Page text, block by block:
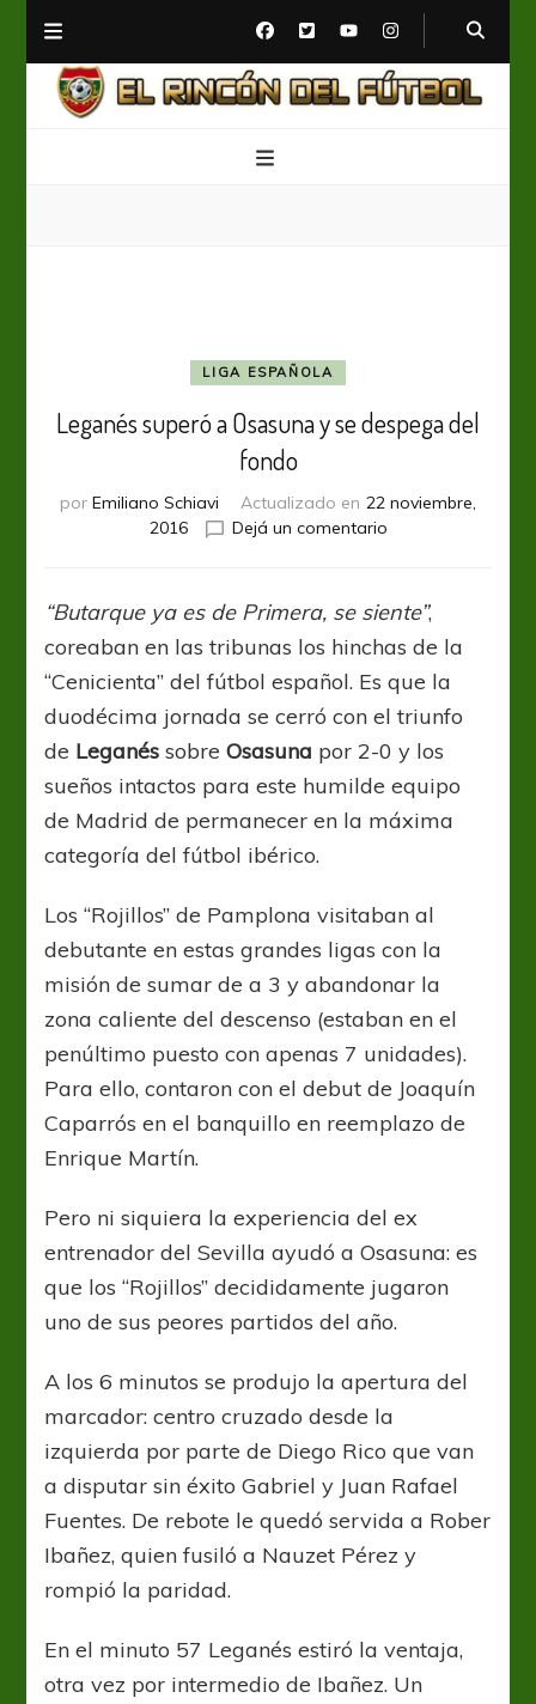
LIGA ESPAÑOLA
Leganés superó a Osasuna y se despega del
fondo
por Emiliano Schiavi Actualizado en 22 noviembre,
2016
Dejá un comentarioen
Osasuna
y
se
del
fondo
“Butarque ya es de Primera, se siente”,
coreaban en las tribunas los hinchas de la
“Cenicienta” del fútbol español. Es que la
duodécima jornada se cerró con el triunfo
de Leganés sobreOsasuna por 2-0 y los
sueños intactos para este humilde equipo
de Madrid de permanecer en la máxima
categoría del fútbol ibérico.
Los “Rojillos” de Pamplona visitaban al
debutante en estas grandes ligas con la
misión de sumar de a 3 y abandonar la
zona caliente del descenso (estaban en el
penúltimo puesto con apenas 7 unidades).
Para ello, contaron con el debut de Joaquín
Caparrós en el banquillo en reemplazo de
Enrique Martín.
Pero ni siquiera la experiencia del ex
entrenador del Sevilla ayudó a Osasuna: es
que los “Rojillos” decididamente jugaron
uno de sus peores partidos del año.
A los 6 minutos se produjo la apertura del
marcador: centro cruzado desde la
izquierda por parte de Diego Rico que van
a disputar sin éxito Gabriel y Juan Rafael
Fuentes. De rebote le quedó servida a Rober
Ibañez, quien fusiló a Nauzet Pérez y
rompió la paridad.
En el minuto 57 Leganés estiró la ventaja,
otra vez por intermedio de Ibañez. Un